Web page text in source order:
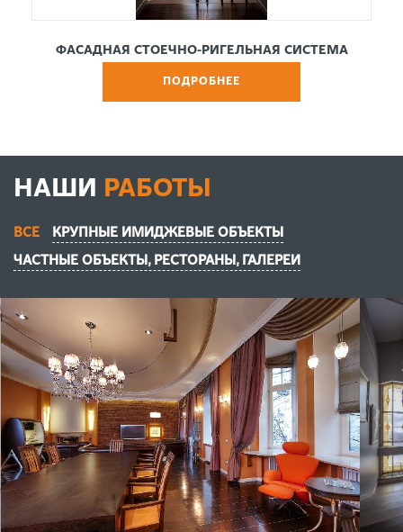
ФАСАДНАЯ СТОЕЧНО-РИГЕЛЬНАЯ СИСТЕМА
ПОДРОБНЕЕ
НАШИ РАБОТЫ
ВСЕ
КРУПНЫЕ ИМИДЖЕВЫЕ ОБЪЕКТЫ
ЧАСТНЫЕ ОБЪЕКТЫ, РЕСТОРАНЫ, ГАЛЕРЕИ